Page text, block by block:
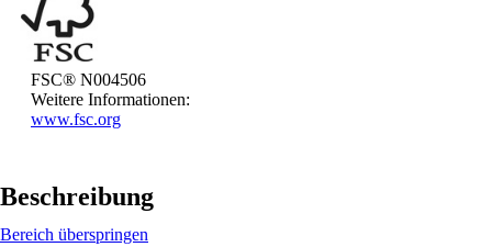
FSC® N004506
Weitere Informationen:
www.fsc.org
Beschreibung
Bereich überspringen